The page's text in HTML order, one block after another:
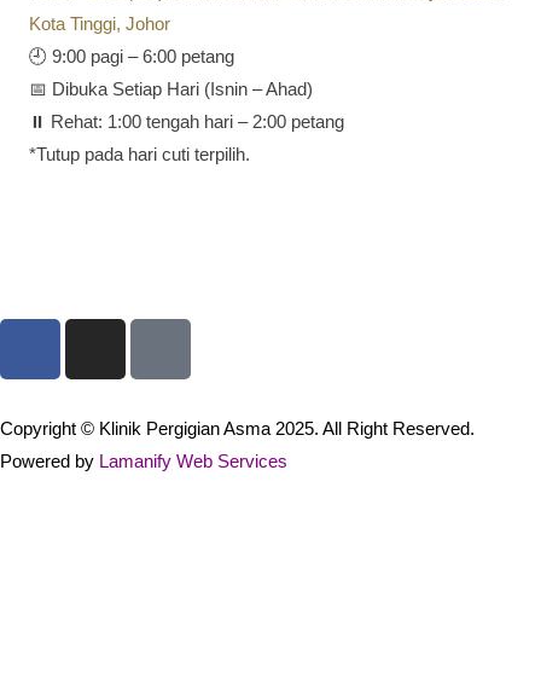
Kota Tinggi, Johor
🕘 9:00 pagi – 6:00 petang
📅 Dibuka Setiap Hari (Isnin – Ahad)
⏸️ Rehat: 1:00 tengah hari – 2:00 petang
*Tutup pada hari cuti terpilih.
Copyright © Klinik Pergigian Asma 2025. All Right Reserved.
Powered by Lamanify Web Services